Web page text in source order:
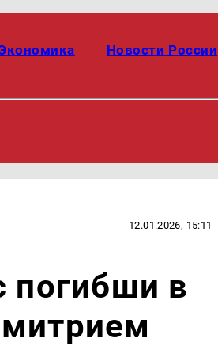
Новости России
12.01.2026, 15:11
погибши в